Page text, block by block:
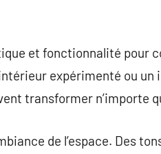
et fonctionnalité pour
expérimenté ou
transformer n’importe
de l’espace. Des